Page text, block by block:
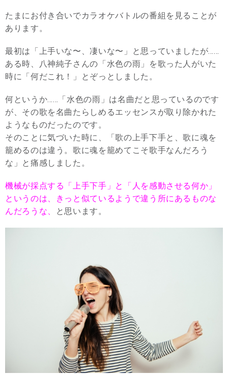
たまにお付き合いでカラオケバトルの番組を見ることが
あります。
最初は「上手いな〜、凄いな〜」と思っていましたが……
ある時、八神純子さんの「水色の雨」を歌った人がいた
時に「何だこれ！」とぞっとしました。
何というか……「水色の雨」は名曲だと思っているのです
が、その歌を名曲たらしめるエッセンスが取り除かれた
ようなものだったのです。
そのことに気づいた時に、「歌の上手下手と、歌に魂を
籠めるのは違う。歌に魂を籠めてこそ歌手なんだろう
な」と痛感しました。
機械が採点する「上手下手」と「人を感動させる何か」
というのは、きっと似ているようで違う所にあるものな
んだろうな、
と思います。